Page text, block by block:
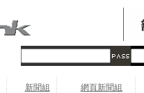
新聞組
網頁新聞組